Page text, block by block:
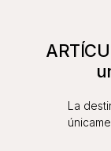
La